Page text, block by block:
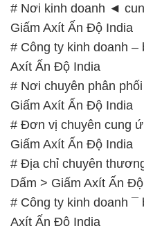
# Nơi kinh doanh ◄
Giấm Axít Ấn Độ India
# Công ty kinh doanh –
Axít Ấn Độ India
# Nơi chuyên phân
Giấm Axít Ấn Độ India
# Đơn vị chuyên cung
Giấm Axít Ấn Độ India
# Địa chỉ chuyên
Dấm > Giấm Axít Ấn
# Công ty kinh doanh ¯
Axít Ấn Độ India